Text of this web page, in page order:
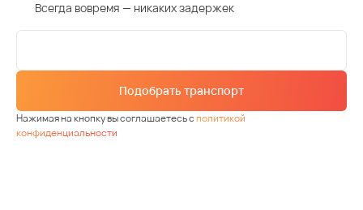
Всегда вовремя — никаких задержек
Подобрать транспорт
Нажимая на кнопку вы соглашаетесь сполитикой
конфиденциальности